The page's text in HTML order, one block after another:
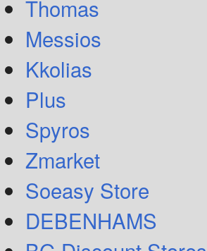
Thomas
Messios
Kkolias
Plus
Spyros
Zmarket
Soeasy Store
DEBENHAMS